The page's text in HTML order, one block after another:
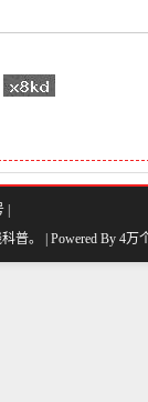
普。 | Powered By 4万